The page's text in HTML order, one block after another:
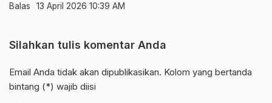
Balas 13 April 2026 10:39 AM
Silahkan tulis komentar Anda
Email Anda tidak akan dipublikasikan. Kolom yang bertanda
bintang (*) wajib diisi